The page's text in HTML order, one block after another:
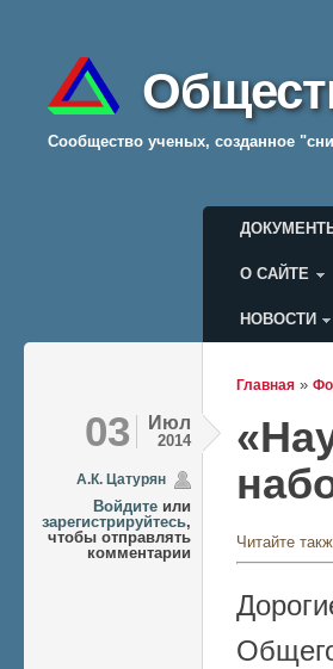
Cообщество ученых, созданное
О САЙТЕ
Меню
НОВОСТИ
Главная »
03 Июл
2014
А.К. Цатурян
Войдите или
зарегистрируйтесь,
чтобы отправлять
комментарии
Читайте